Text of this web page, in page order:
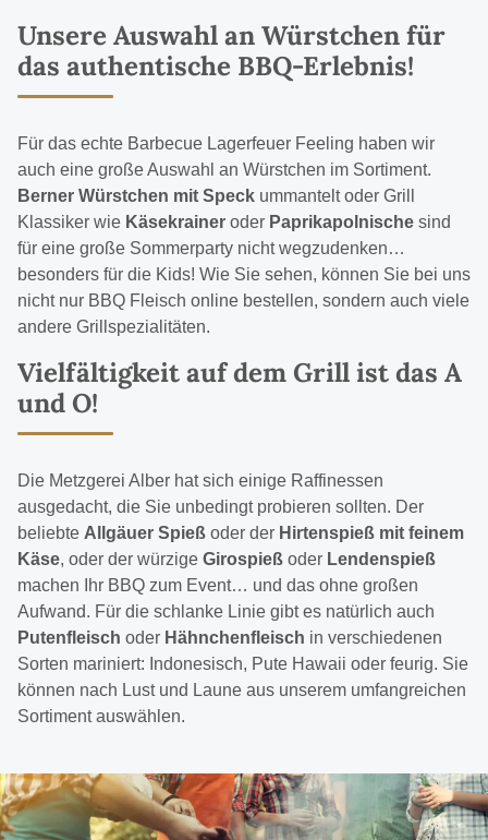
Unsere Auswahl an Würstchen für
das authentische BBQ-Erlebnis!
Für das echte Barbecue Lagerfeuer Feeling haben wir
auch eine große Auswahl an Würstchen im Sortiment.
Berner Würstchen mit Speck ummantelt oder Grill
Klassiker wie Käsekrainer oder Paprikapolnische sind
für eine große Sommerparty nicht wegzudenken…
besonders für die Kids! Wie Sie sehen, können Sie bei uns
nicht nur BBQ Fleisch online bestellen, sondern auch viele
andere Grillspezialitäten.
Vielfältigkeit auf dem Grill ist das A
und O!
Die Metzgerei Alber hat sich einige Raffinessen
ausgedacht, die Sie unbedingt probieren sollten. Der
beliebte Allgäuer Spieß oder der Hirtenspieß mit feinem
Käse, oder der würzige Girospieß oder Lendenspieß
machen Ihr BBQ zum Event… und das ohne großen
Aufwand. Für die schlanke Linie gibt es natürlich auch
Putenfleisch oder Hähnchenfleisch in verschiedenen
Sorten mariniert: Indonesisch, Pute Hawaii oder feurig. Sie
können nach Lust und Laune aus unserem umfangreichen
Sortiment auswählen.